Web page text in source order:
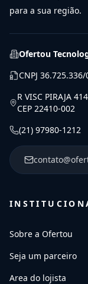
para a sua região.
Ofertou
CNPJ 36.725.336/
R VISC PIRAJA
CEP 22410-002
(21) 97980-1212
Sobre a Ofertou
Seja um parceiro
Area do lojista